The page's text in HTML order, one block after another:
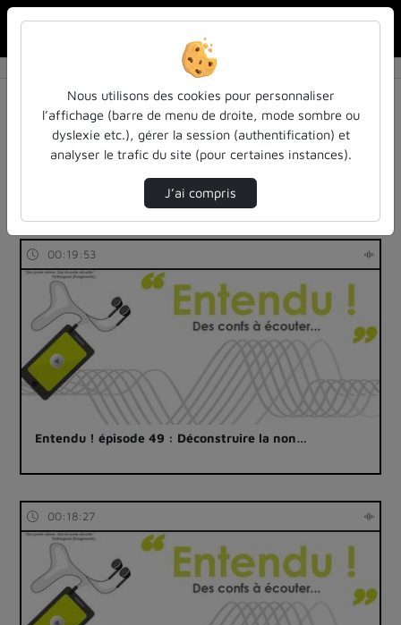
Résultats de la recherche
Filtres actifs (cliquer pour en retirer) :
education
entendu-des-confs-a-ecouter
entendu-des-confs-a-ecouter
education
45 vidéos trouvées
00:19:53
Entendu ! épisode 49 : Déconstruire la non…
00:18:27
Nous utilisons des cookies pour personnaliser
l’affichage (barre de menu de droite, mode sombre ou
dyslexie etc.), gérer la session (authentification) et
analyser le trafic du site (pour certaines instances).
J’ai compris